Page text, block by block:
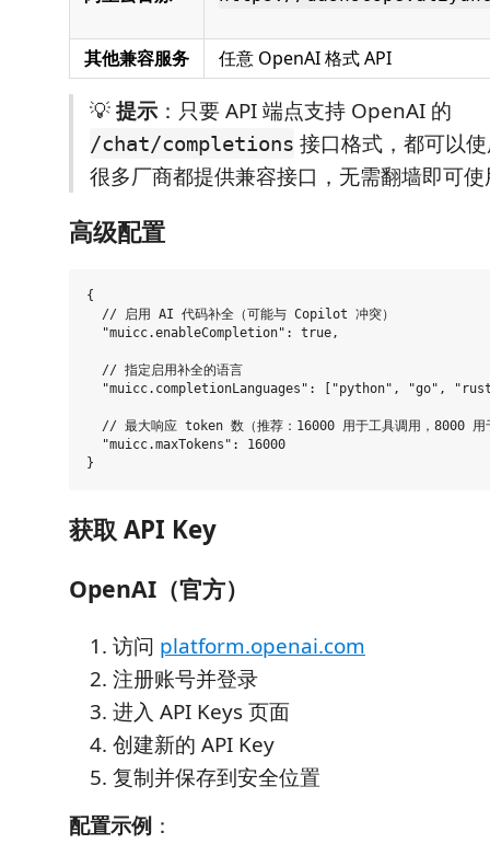
其他兼容服务 任意 OpenAI 格式 API
💡提示 ：只要 API 端点支持 OpenAI 的
/chat/completions 接口格式，都可以
很多厂商都提供兼容接口，无需翻墙即可
高级配置
{
  // 启用 AI 代码补全（可能与 Copilot 冲突）
  "muicc.enableCompletion": true,
  // 指定启用补全的语言
"muicc.completionLanguages": ["python", "go",
// 最大响应 token 数（推荐：16000 用于工具调用，8000 用
  "muicc.maxTokens": 16000
获取 API Key
OpenAI（官方）
访问 platform.openai.com
注册账号并登录
进入 API Keys 页面
创建新的 API Key
复制并保存到安全位置
配置示例 ：